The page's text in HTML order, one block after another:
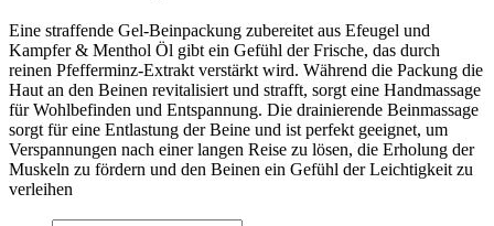
Eine straffende Gel-Beinpackung zubereitet aus Efeugel und
Kampfer & Menthol Öl gibt ein Gefühl der Frische, das durch
reinen Pfefferminz-Extrakt verstärkt wird. Während die Packung die
Haut an den Beinen revitalisiert und strafft, sorgt eine Handmassage
für Wohlbefinden und Entspannung. Die drainierende Beinmassage
sorgt für eine Entlastung der Beine und ist perfekt geeignet, um
Verspannungen nach einer langen Reise zu lösen, die Erholung der
Muskeln zu fördern und den Beinen ein Gefühl der Leichtigkeit zu
verleihen